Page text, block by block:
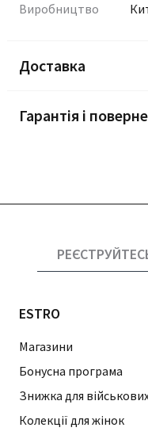
Виробництво
Доставка
Гарантія і
ESTRO
Магазини
Бонусна програма
Знижка для
Колекції для жінок